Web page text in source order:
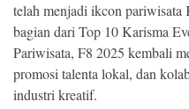
telah menjadi ikcon pariwisata
bagian dari Top 10 Karisma
Pariwisata, F8 2025 kembali
promosi talenta lokal, dan
industri kreatif.